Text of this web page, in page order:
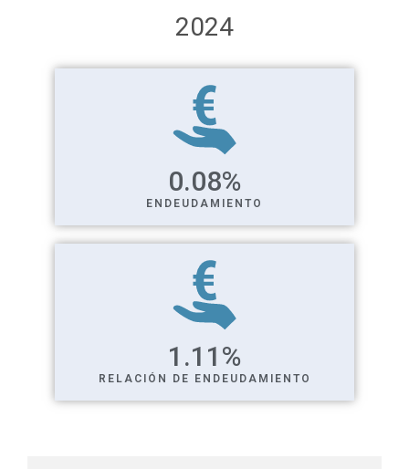
2024
0.08%
ENDEUDAMIENTO
1.11 %
RELACIÓN DE ENDEUDAMIENTO